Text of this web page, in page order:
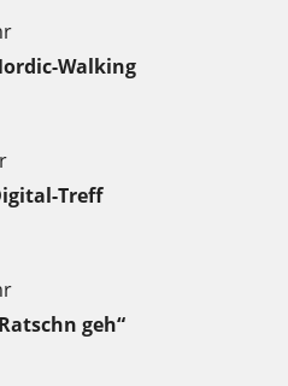
Walking
Treff
geh“